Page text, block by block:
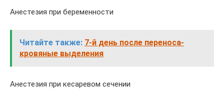
Анестезия при беременности
Читайте также: 7-й день после переноса-
кровяные выделения
Анестезия при кесаревом сечении